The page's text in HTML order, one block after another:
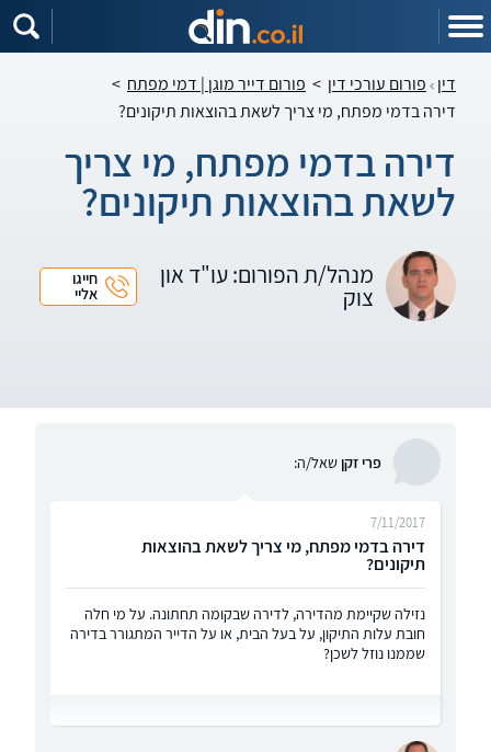
דין פורום עורכי דין > פורום דייר מוגן | דמי מפתח >
דירה בדמי מפתח, מי צריך לשאת בהוצאות תיקונים?
דירה בדמי מפתח, מי צריך
לשאת בהוצאות תיקונים?
מנהל/ת הפורום: עו"ד און
צוק
חייגו
אליי
פרי זקןשאל/ה:
דירה בדמי מפתח, מי צריך לשאת בהוצאות
תיקונים?
7/11/2017
נזילה שקיימת מהדירה, לדירה שבקומה תחתונה. על מי חלה
חובת עלות התיקון, על בעל הבית, או על הדייר המתגורר בדירה
שממנו נוזל לשכן?